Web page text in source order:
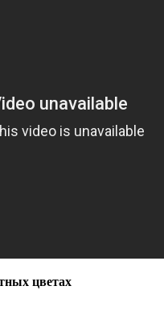
цветах